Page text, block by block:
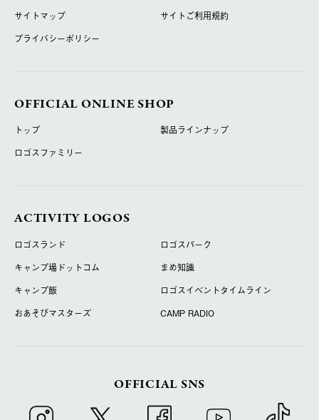
サイトマップ
サイトご利用規約
プライバシーポリシー
OFFICIAL ONLINE SHOP
トップ
製品ラインナップ
ロゴスファミリー
ACTIVITY LOGOS
ロゴスランド
ロゴスパーク
キャンプ場ドットコム
まめ知識
キャンプ飯
ロゴスイベントタイムライン
おあそびマスターズ
CAMP RADIO
OFFICIAL SNS